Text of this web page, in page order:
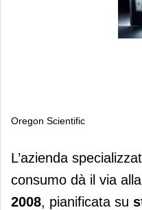
Oregon Scientific
Oregon Scientific
L’azienda
consumo dà il via alla
2008, pianificata su